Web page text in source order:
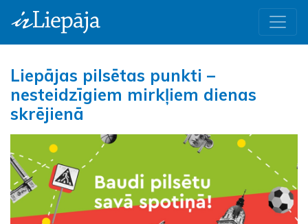
Liepājas pilsētas punkti –
nesteidzīgiem mirkļiem dienas
skrējienā